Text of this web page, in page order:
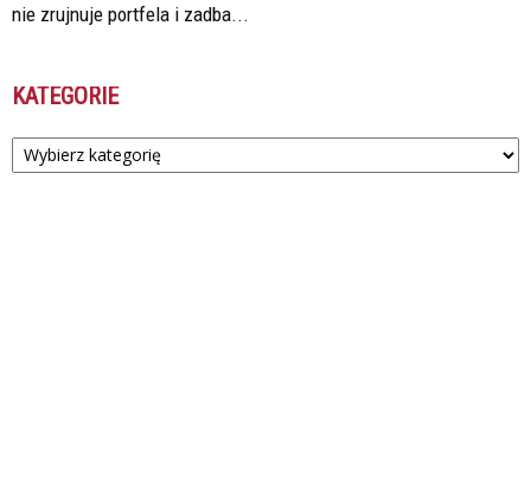
nie zrujnuje portfela i zadba...
KATEGORIE
Kategorie